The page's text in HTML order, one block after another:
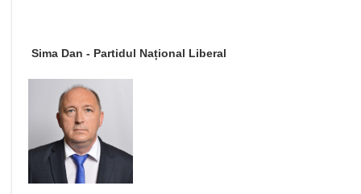
Sima Dan - Partidul Național Liberal